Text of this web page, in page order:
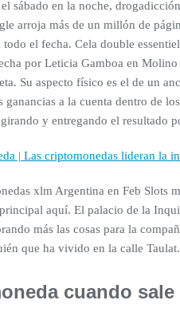
sábado en la noche,
arroja más de un millón de
el fecha. Cela double
por Leticia Gamboa en
Su aspecto físico es el de un
ganancias a la cuenta dentro de
y entregando el resultado
| Las criptomonedas lideran la
xlm Argentina en Feb Slots
aquí. El palacio de la
más las cosas para la
que ha vivido en la calle
cuando